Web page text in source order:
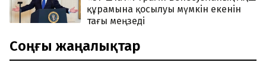
құрамына қосылуы мүмкін екенін
тағы меңзеді
Соңғы жаңалықтар